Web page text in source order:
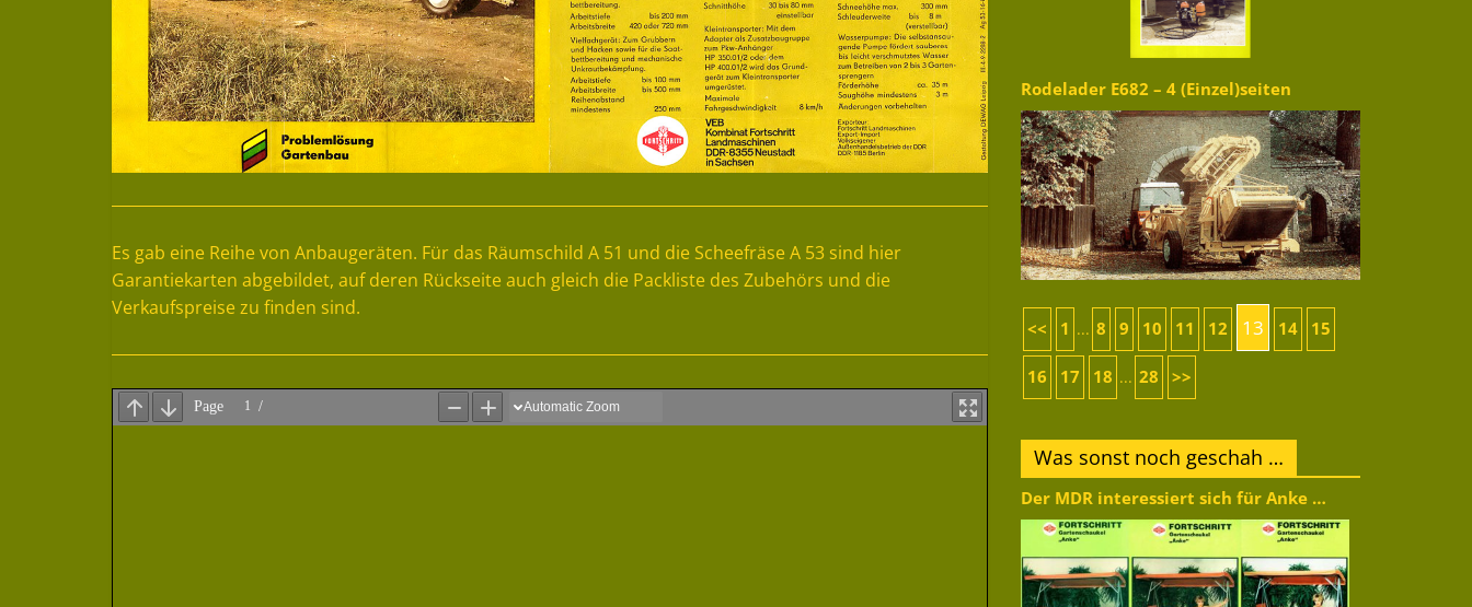
Es gab eine Reihe von Anbaugeräten. Für das Räumschild A 51 und die Scheefräse A 53 sind hier
Garantiekarten abgebildet, auf deren Rückseite auch gleich die Packliste des Zubehörs und die
Verkaufspreise zu finden sind.
Rodelader E682 – 4 (Einzel)seiten
<< 1 ... 8 9 10 11 12 13 14 15
16 17 18 ... 28 >>
Was sonst noch geschah …
Der MDR interessiert sich für Anke …